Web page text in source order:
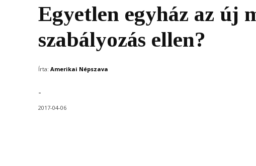
Egyetlen egyház az új
szabályozás ellen?
Írta: Amerikai Népszava
-
2017-04-06